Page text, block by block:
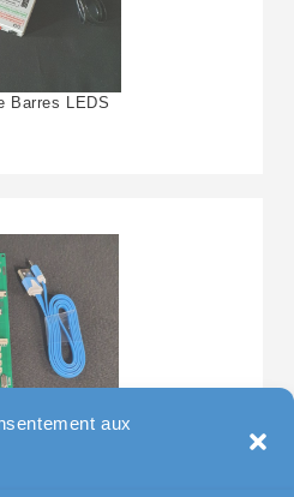
aux
Barres LEDS
Clavier De